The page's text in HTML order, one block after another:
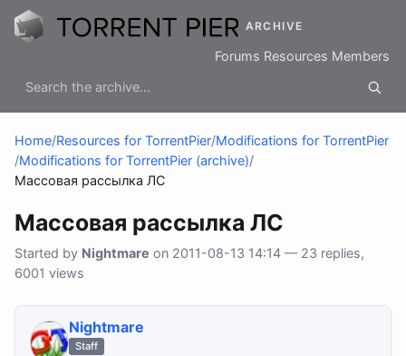
ARCHIVE
Forums Resources Members
Home/Resources for TorrentPier/Modifications for TorrentPier
/Modifications for TorrentPier (archive)/
Массовая рассылка ЛС
Массовая рассылка ЛС
Started by Nightmare on 2011-08-13 14:14 — 23 replies,
6001 views
Nightmare
Staff